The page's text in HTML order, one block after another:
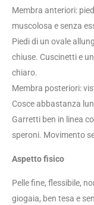
Membra anteriori:
muscolosa e senza
Piedi di un ovale
chiuse. Cuscinetti e
chiaro.
Membra posteriori:
Cosce abbastanza
Garretti ben in linea
speroni. Movimento
Aspetto fisico
Pelle fine, flessibile,
giogaia, ben tesa e